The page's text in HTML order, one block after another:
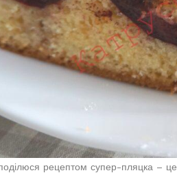
рецептом супер-пляцка – це